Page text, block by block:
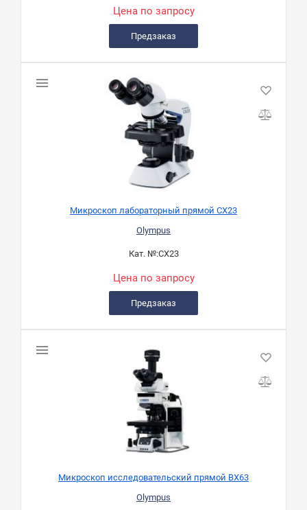
Цена по запросу
Предзаказ
Микроскоп лабораторный прямой CX23
Olympus
Кат. №:CX23
Цена по запросу
Предзаказ
Микроскоп исследовательский прямой BX63
Olympus